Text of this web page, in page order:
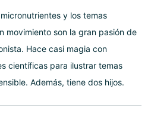
y los temas
movimiento son la gran pasión de
Hace casi magia con
científicas para ilustrar temas
Además, tiene dos hijos.